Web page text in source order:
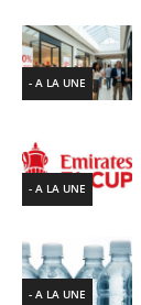
- A LA UNE
- A LA UNE
- A LA UNE